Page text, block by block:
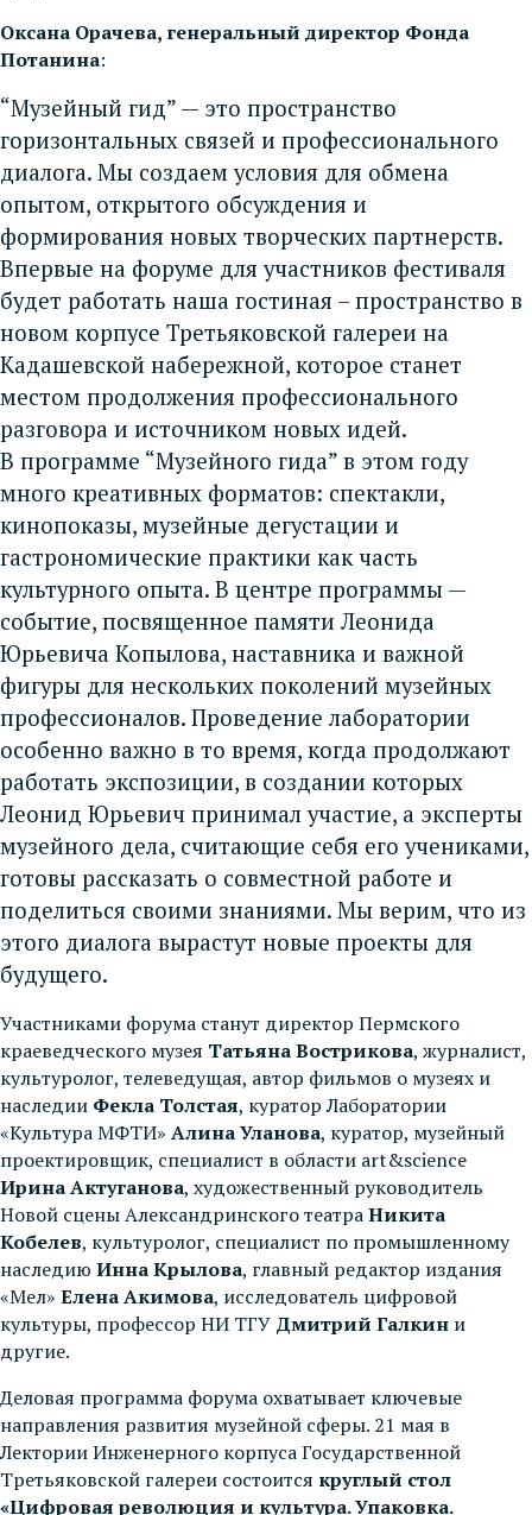
Оксана Орачева, генеральный директор Фонда
Потанина:
“Музейный гид” — это пространство
горизонтальных связей и профессионального
диалога. Мы создаем условия для обмена
опытом, открытого обсуждения и
формирования новых творческих партнерств.
Впервые на форуме для участников фестиваля
будет работать наша гостиная – пространство в
новом корпусе Третьяковской галереи на
Кадашевской набережной, которое станет
местом продолжения профессионального
разговора и источником новых идей.
В программе “Музейного гида” в этом году
много креативных форматов: спектакли,
кинопоказы, музейные дегустации и
гастрономические практики как часть
культурного опыта. В центре программы —
событие, посвященное памяти Леонида
Юрьевича Копылова, наставника и важной
фигуры для нескольких поколений музейных
профессионалов. Проведение лаборатории
особенно важно в то время, когда продолжают
работать экспозиции, в создании которых
Леонид Юрьевич принимал участие, а эксперты
музейного дела, считающие себя его учениками,
готовы рассказать о совместной работе и
поделиться своими знаниями. Мы верим, что из
этого диалога вырастут новые проекты для
будущего.
Участниками форума станут директор Пермского
краеведческого музея Татьяна Вострикова, журналист,
культуролог, телеведущая, автор фильмов о музеях и
наследии Фекла Толстая, куратор Лаборатории
«Культура МФТИ» Алина Уланова, куратор, музейный
проектировщик, специалист в области art&science
Ирина Актуганова, художественный руководитель
Новой сцены Александринского театраНикита
Кобелев, культуролог, специалист по промышленному
наследию Инна Крылова, главный редактор издания
«Мел» Елена Акимова, исследователь цифровой
культуры, профессор НИ ТГУ Дмитрий Галкин и
другие.
Деловая программа форума охватывает ключевые
направления развития музейной сферы. 21 мая в
Лектории Инженерного корпуса Государственной
Третьяковской галереи состоится круглый стол
«Цифровая революция и культура. Упаковка.